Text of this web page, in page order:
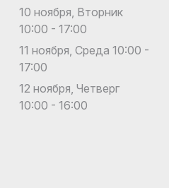
10 ноября, Вторник
10:00 - 17:00
11 ноября, Среда 10:00 -
17:00
12 ноября, Четверг
10:00 - 16:00